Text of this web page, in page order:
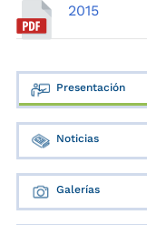
2015
Presentación
Noticias
Galerías